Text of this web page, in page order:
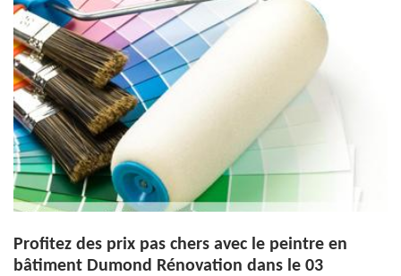
Profitez des prix pas chers avec le peintre en
bâtiment Dumond Rénovation dans le 03